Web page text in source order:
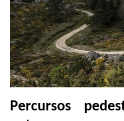
Percursos